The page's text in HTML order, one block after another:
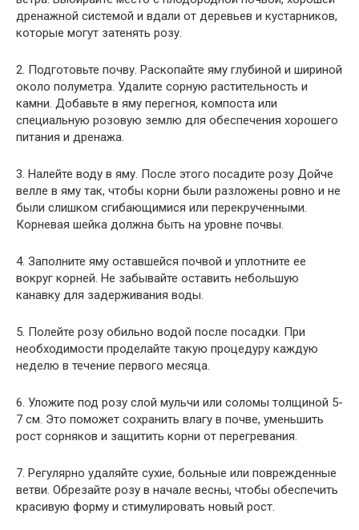
дренажной системой и вдали от деревьев и кустарников,
которые могут затенять розу.
2. Подготовьте почву. Раскопайте яму глубиной и шириной
около полуметра. Удалите сорную растительность и
камни. Добавьте в яму перегноя, компоста или
специальную розовую землю для обеспечения хорошего
питания и дренажа.
3. Налейте воду в яму. После этого посадите розу Дойче
велле в яму так, чтобы корни были разложены ровно и не
были слишком сгибающимися или перекрученными.
Корневая шейка должна быть на уровне почвы.
4. Заполните яму оставшейся почвой и уплотните ее
вокруг корней. Не забывайте оставить небольшую
канавку для задерживания воды.
5. Полейте розу обильно водой после посадки. При
необходимости проделайте такую процедуру каждую
неделю в течение первого месяца.
6. Уложите под розу слой мульчи или соломы толщиной 5-
7 см. Это поможет сохранить влагу в почве, уменьшить
рост сорняков и защитить корни от перегревания.
7. Регулярно удаляйте сухие, больные или поврежденные
ветви. Обрезайте розу в начале весны, чтобы обеспечить
красивую форму и стимулировать новый рост.